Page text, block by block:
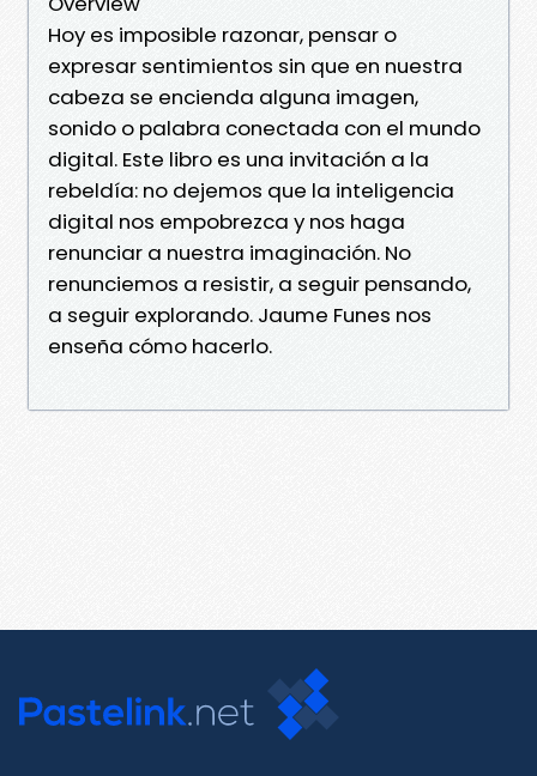
Hoy es imposible razonar, pensar o
expresar sentimientos sin que en nuestra
cabeza se encienda alguna imagen,
sonido o palabra conectada con el mundo
digital. Este libro es una invitación a la
rebeldía: no dejemos que la inteligencia
digital nos empobrezca y nos haga
renunciar a nuestra imaginación. No
renunciemos a resistir, a seguir pensando,
a seguir explorando. Jaume Funes nos
enseña cómo hacerlo.